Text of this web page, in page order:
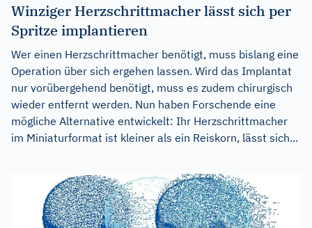
Winziger Herzschrittmacher lässt sich per
Spritze implantieren
Wer einen Herzschrittmacher benötigt, muss bislang eine
Operation über sich ergehen lassen. Wird das Implantat
nur vorübergehend benötigt, muss es zudem chirurgisch
wieder entfernt werden. Nun haben Forschende eine
mögliche Alternative entwickelt: Ihr Herzschrittmacher
im Miniaturformat ist kleiner als ein Reiskorn, lässt sich...